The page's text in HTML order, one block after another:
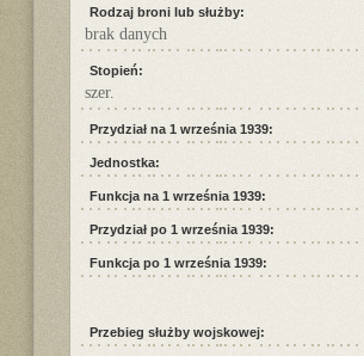
Rodzaj broni lub służby:
brak danych
Stopień:
szer.
Przydział na 1 września 1939:
Jednostka:
Funkcja na 1 września 1939:
Przydział po 1 września 1939:
Funkcja po 1 września 1939:
Przebieg służby wojskowej: